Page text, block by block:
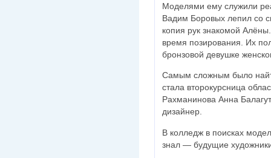
Моделями ему служили
Вадим Боровых лепил со
копия рук знакомой
время позирования. Их
бронзовой девушке
Самым сложным было
стала второкурсница
Рахманинова Анна
дизайнер.
В колледж в поисках
знал — будущие